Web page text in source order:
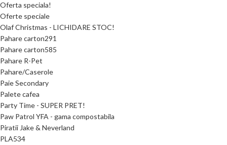
Oferta speciala!
Oferte speciale
Olaf Christmas - LICHIDARE STOC!
Pahare carton291
Pahare carton585
Pahare R-Pet
Pahare/Caserole
Paie Secondary
Palete cafea
Party Time - SUPER PRET!
Paw Patrol YFA - gama compostabila
Piratii Jake & Neverland
PLA534